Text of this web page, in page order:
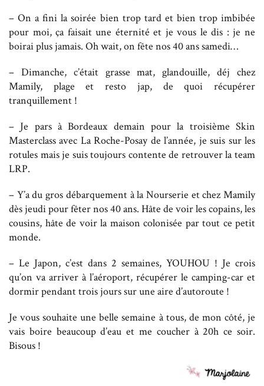
– On a fini la soirée bien trop tard et bien trop imbibée
pour moi, ça faisait une éternité et je vous le dis : je ne
boirai plus jamais. Oh wait, on fête nos 40 ans samedi…
– Dimanche, c’était grasse mat, glandouille, déj chez
Mamily, plage et resto jap, de quoi récupérer
tranquillement !
– Je pars à Bordeaux demain pour la troisième Skin
Masterclass avec La Roche-Posay de l’année, je suis sur les
rotules mais je suis toujours contente de retrouver la team
LRP.
– Y’a du gros débarquement à la Nourserie et chez Mamily
dès jeudi pour fêter nos 40 ans. Hâte de voir les copains, les
cousins, hâte de voir la maison colonisée par tout ce petit
monde.
– Le Japon, c’est dans 2 semaines, YOUHOU ! Je crois
qu’on va arriver à l’aéroport, récupérer le camping-car et
dormir pendant trois jours sur une aire d’autoroute !
Je vous souhaite une belle semaine à tous, de mon côté, je
vais boire beaucoup d’eau et me coucher à 20h ce soir.
Bisous !